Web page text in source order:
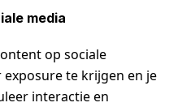
media
op sociale
te krijgen en je
interactie en